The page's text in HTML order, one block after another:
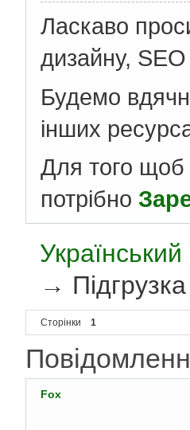
Ласкаво
дизайну,
Будемо
інших
Для того щоб
потрібно
→
Сторінки 1
Fox